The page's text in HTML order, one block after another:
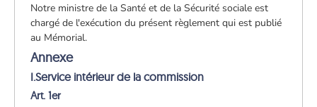
Notre ministre de la Santé et de la Sécurité sociale est
chargé de l'exécution du présent règlement qui est publié
au Mémorial.
Annexe
I.Service intérieur de la commission
Art. 1er